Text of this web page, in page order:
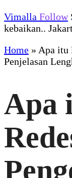
Vimalla Follow
kebaikan..
Home » Apa itu
Penjelasan
Apa